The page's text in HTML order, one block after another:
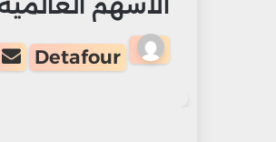
الأسهم
Detafour